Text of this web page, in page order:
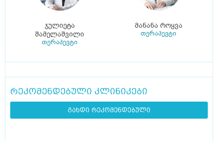
ჯულიეტა
შამელაშვილი
თერაპევტი
მანანა როყვა
თერაპევტი
რეკომენდებული კლინიკები
გახდი რეკომენდებული